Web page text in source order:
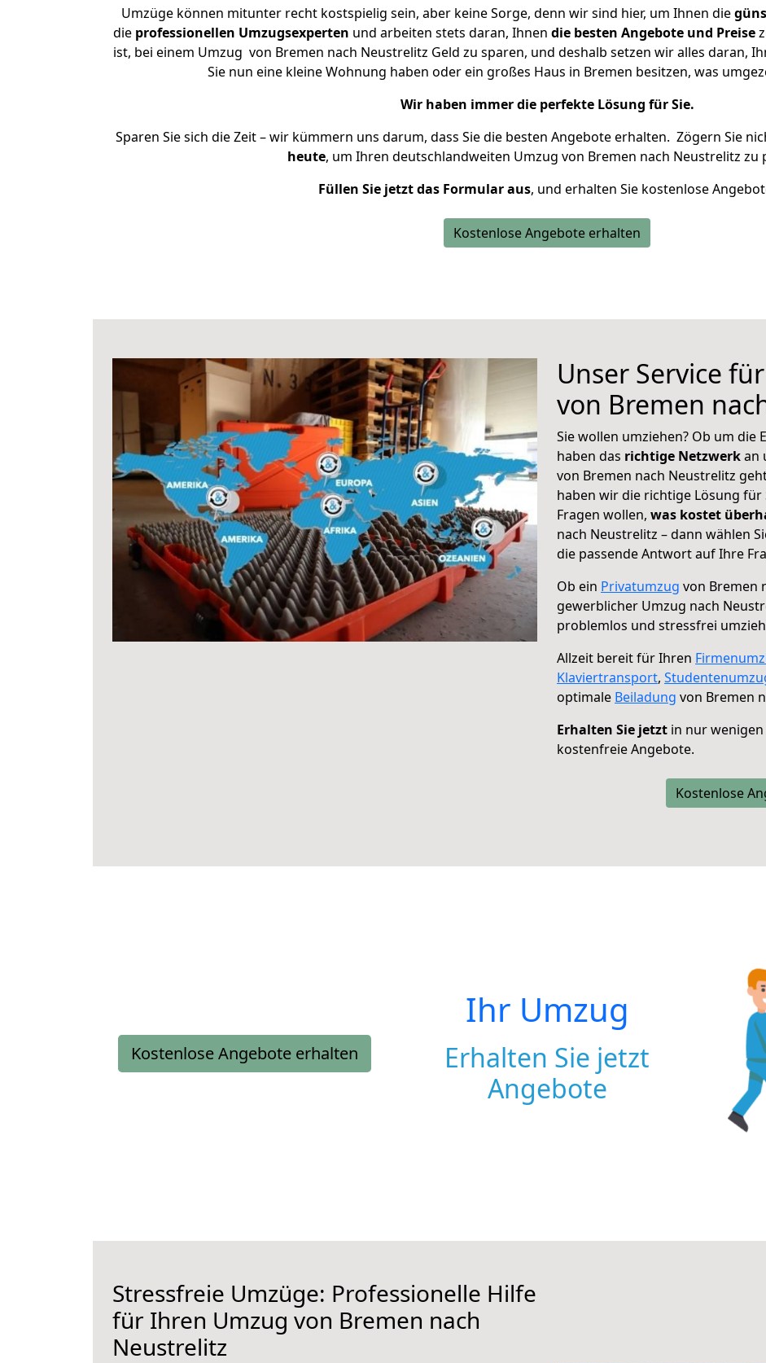
Umzüge können mitunter recht kostspielig sein, aber keine Sorge, denn wir sind hier, um Ihnen die
die professionellen Umzugsexperten und arbeiten stets daran, Ihnen die besten Angebote und Preise
ist, bei einem Umzug von Bremen nach Neustrelitz Geld zu sparen, und deshalb setzen wir alles daran,
Sie nun eine kleine Wohnung haben oder ein großes Haus in Bremen besitzen, was
Wir haben immer die perfekte Lösung für Sie.
Sparen Sie sich die Zeit – wir kümmern uns darum, dass Sie die besten Angebote erhalten. Zögern Sie
heute, um Ihren deutschlandweiten Umzug von Bremen nach Neustrelitz zu
Füllen Sie jetzt das Formular aus, und erhalten Sie kostenlose
Kostenlose Angebote erhalten
Unser Service
von Bremen
Sie wollen umziehen? Ob um die
haben das richtige Netzwerkan
von Bremen nach Neustrelitz
haben wir die richtige Lösung
Fragen wollen, was kostet
nach Neustrelitz – dann wählen
die passende Antwort auf Ihre
Ob ein Privatumzug von Bremen
gewerblicher Umzug nach
problemlos und stressfrei
Allzeit bereit für Ihren
Klaviertransport,
optimale Beiladung von Bremen
Erhalten Sie jetzt in nur
kostenfreie Angebote.
Kostenlose
Kostenlose Angebote erhalten
Ihr Umzug
Erhalten Sie jetzt
Angebote
Stressfreie Umzüge: Professionelle Hilfe
für Ihren Umzug von Bremen nach
Neustrelitz